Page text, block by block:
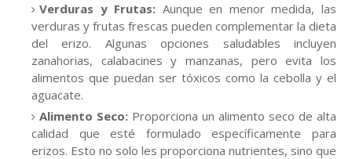
Verduras y Frutas: Aunque en menor medida, las
verduras y frutas frescas pueden complementar la dieta
del erizo. Algunas opciones saludables incluyen
zanahorias, calabacines y manzanas, pero evita los
alimentos que puedan ser tóxicos como la cebolla y el
aguacate.
Alimento Seco: Proporciona un alimento seco de alta
calidad que esté formulado específicamente para
erizos. Esto no solo les proporciona nutrientes, sino que